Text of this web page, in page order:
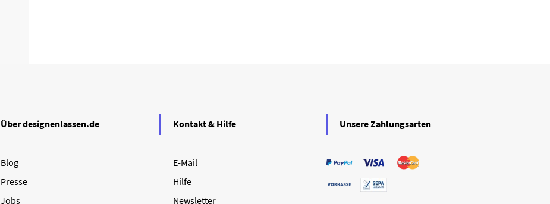
Über designenlassen.de
Blog
Presse
Jobs
Kontakt & Hilfe
E-Mail
Hilfe
Newsletter
Unsere Zahlungsarten